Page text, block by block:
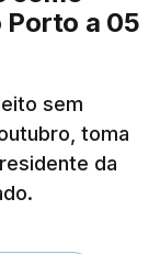
Porto a 05
sem
toma
da